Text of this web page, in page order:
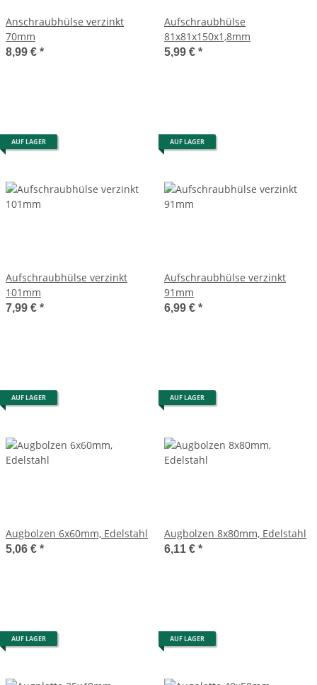
Anschraubhülse verzinkt
70mm
8,99 € *
Aufschraubhülse
81x81x150x1,8mm
5,99 € *
AUF LAGER
Aufschraubhülse verzinkt
101mm
7,99 € *
AUF LAGER
Aufschraubhülse verzinkt
91mm
6,99 € *
AUF LAGER
Augbolzen 6x60mm, Edelstahl
5,06 € *
AUF LAGER
Augbolzen 8x80mm, Edelstahl
6,11 € *
AUF LAGER AUF LAGER